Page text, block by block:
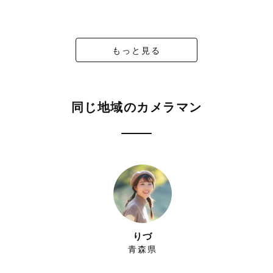
もっと見る
同じ地域のカメラマン
りづ
青森県